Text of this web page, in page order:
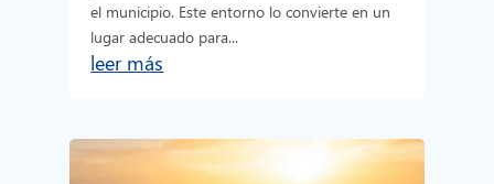
el municipio. Este entorno lo convierte en un
lugar adecuado para...
leer más